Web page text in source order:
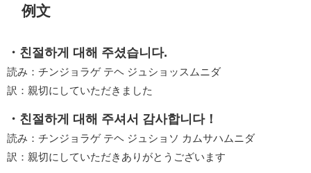
例文
・친절하게 대해 주셨습니다.
読み：チンジョラゲ テヘ ジュショッスムニダ
訳：親切にしていただきました
・친절하게 대해 주셔서 감사합니다！
読み：チンジョラゲ テヘ ジュショソ カムサハムニダ
訳：親切にしていただきありがとうございます